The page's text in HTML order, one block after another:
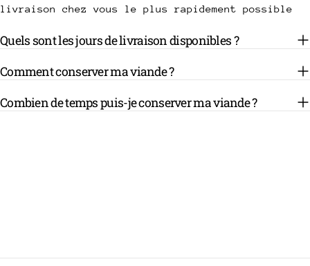
livraison chez vous le plus rapidement possible
Quels sont les jours de livraison disponibles ?
Comment conserver ma viande ?
Combien de temps puis-je conserver ma viande ?